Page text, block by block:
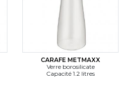
CARAFE METMAXX
Verre borosilicate
Capacité 1.2 litres